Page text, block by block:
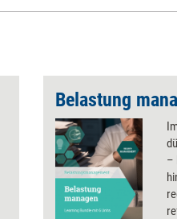
Belastung
–